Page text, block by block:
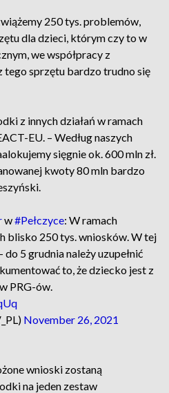
250 tys. problemów,
dla dzieci, którym czy to w
we współpracy z
tego sprzętu bardzo trudno się
z innych działań w ramach
EU. – Według naszych
sięgnie ok. 600 mln zł.
kwoty 80 mln bardzo
w#Pełczyce: W ramach
blisko 250 tys. wniosków. W tej
5 grudnia należy uzupełnić
to, że dziecko jest z
PRG-ów.
November 26, 2021
wnioski zostaną
na jeden zestaw